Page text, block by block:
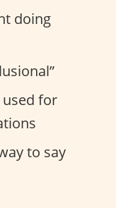
doing
used for
to say